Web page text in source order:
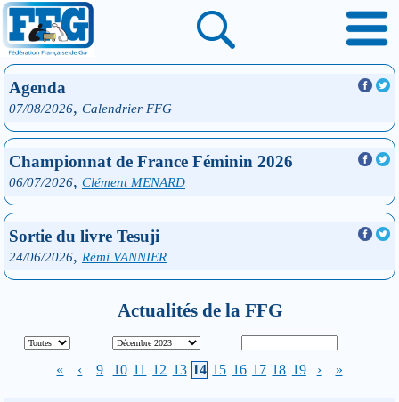
Agenda
07/08/2026, Calendrier FFG
Championnat de France Féminin 2026
06/07/2026, Clément MENARD
Sortie du livre Tesuji
24/06/2026, Rémi VANNIER
Actualités de la FFG
« ‹ 9 10 11 12 13 14 15 16 17 18 19 › »